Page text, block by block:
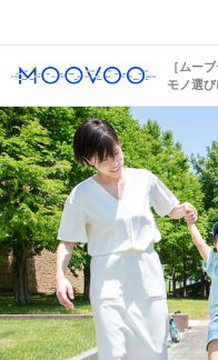
［ムーブ
モノ選び